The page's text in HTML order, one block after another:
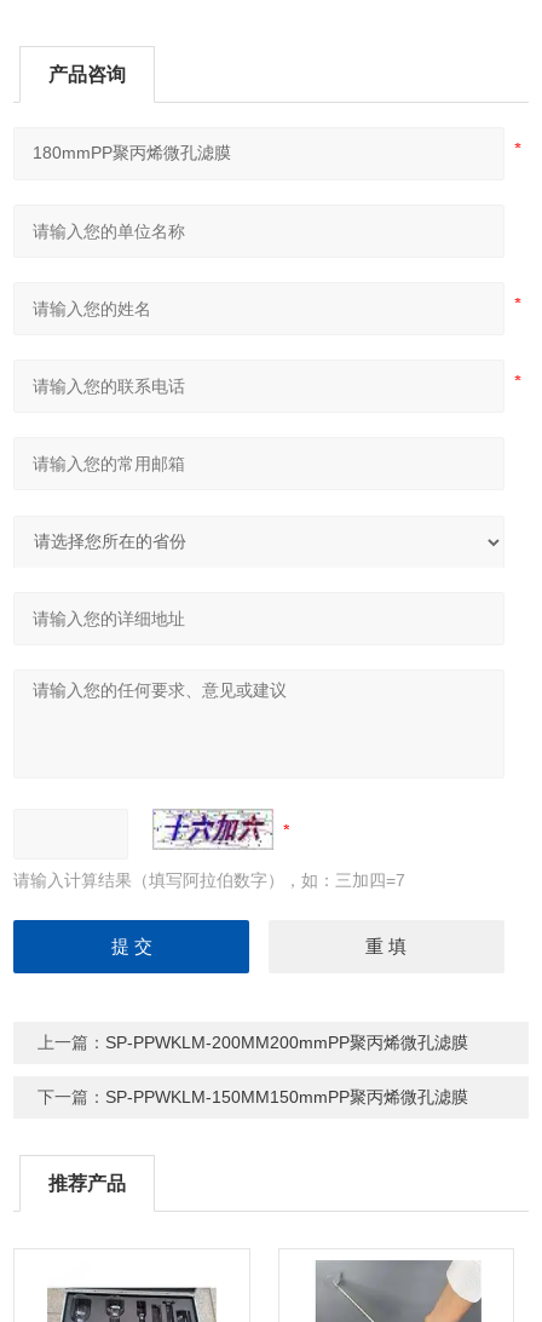
产品咨询
请输入计算结果（填写阿拉伯数字），如：三加四=7
上一篇： SP-PPWKLM-200MM200mmPP聚丙烯微孔滤膜
下一篇： SP-PPWKLM-150MM150mmPP聚丙烯微孔滤膜
推荐产品